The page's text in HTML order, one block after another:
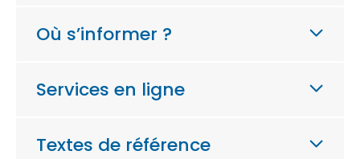
Où s’informer ?
Services en ligne
Textes de référence